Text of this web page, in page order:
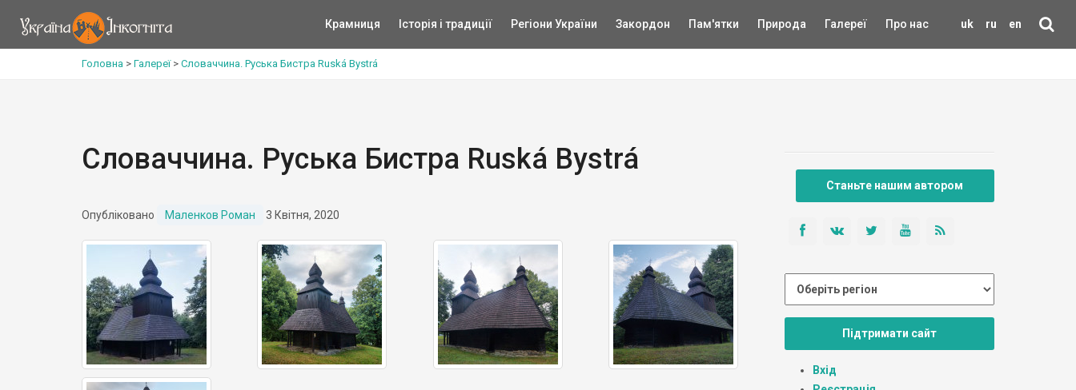
uk ru en
Крамниця Історія і традиції Регіони України Закордон Пам'ятки Природа Галереї Про нас
Головна > Галереї> Словаччина. Руська Бистра Ruská Bystrá
Словаччина. Руська Бистра Ruská Bystrá
Опубліковано Маленков Роман 3 Квітня, 2020
Станьте нашим автором
Підтримати сайт
Вхід